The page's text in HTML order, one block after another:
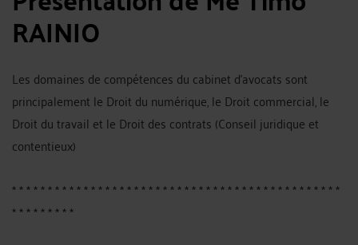
RAINIO
Les domaines de compétences du cabinet d'avocats sont
principalement le Droit du numérique, le Droit commercial, le
Droit du travail et le Droit des contrats (Conseil juridique et
contentieux)
* * * * * * * * * * * * * * * * * * * * * * * * * * * * * * * * * * * * * * * * * * * * * *
* * * * * * * * *